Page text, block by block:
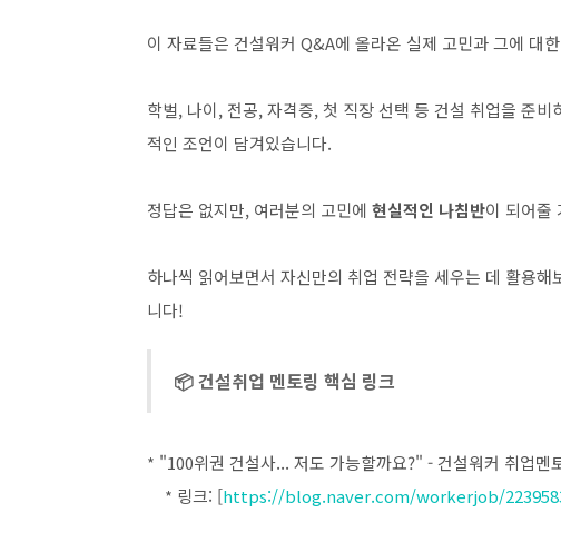
이 자료들은 건설워커 Q&A에 올라온 실제 고민과 그에 대
학벌, 나이, 전공, 자격증, 첫 직장 선택 등 건설 취업을 준
적인 조언이 담겨있습니다.
정답은 없지만, 여러분의 고민에 현실적인 나침반이 되어줄
하나씩 읽어보면서 자신만의 취업 전략을 세우는 데 활용
니다!
📦 건설취업 멘토링 핵심 링크
* "100위권 건설사... 저도 가능할까요?" - 건설워커 취업멘
* 링크: [https://blog.naver.com/workerjob/